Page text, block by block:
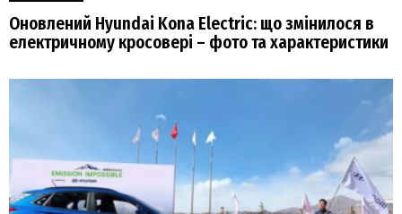
Оновлений Hyundai Kona Electric: що змінилося в
електричному кросовері – фото та характеристики